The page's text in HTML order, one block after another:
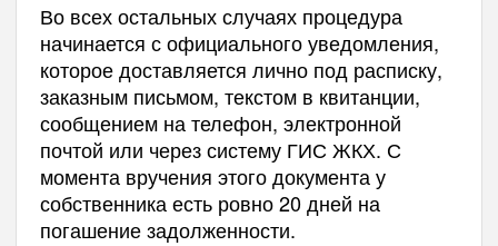
Во всех остальных случаях процедура
начинается с официального уведомления,
которое доставляется лично под расписку,
заказным письмом, текстом в квитанции,
сообщением на телефон, электронной
почтой или через систему ГИС ЖКХ. С
момента вручения этого документа у
собственника есть ровно 20 дней на
погашение задолженности.